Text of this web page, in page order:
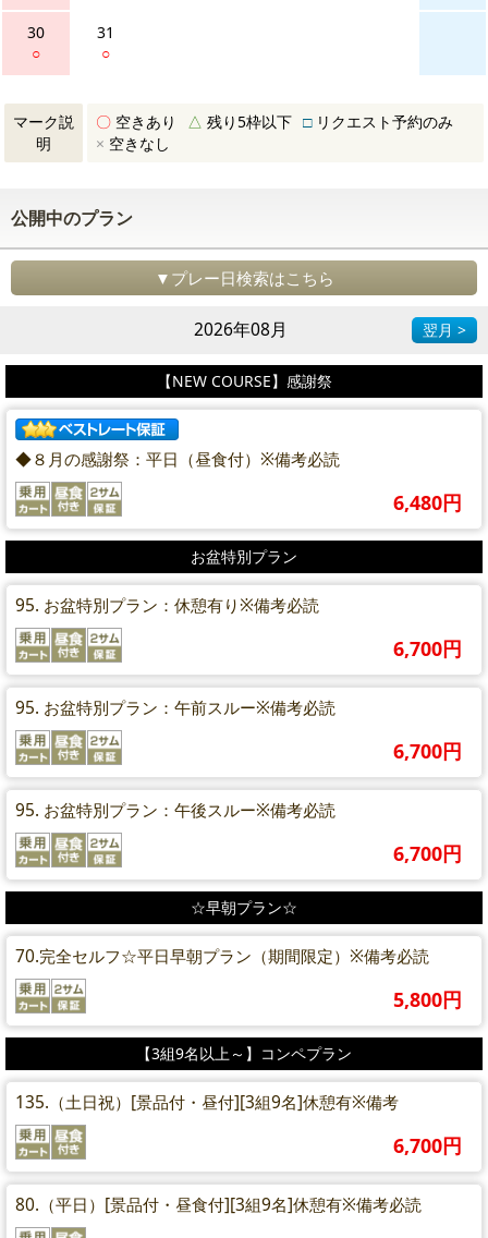
30
○
31
○
マーク説
明
〇 空きあり △ 残り5枠以下 □リクエスト予約のみ
× 空きなし
公開中のプラン
▼プレー日検索はこちら
2026年08月 翌月 >
【NEW COURSE】感謝祭
◆８月の感謝祭：平日（昼食付）※備考必読
6,480円
お盆特別プラン
95. お盆特別プラン：休憩有り※備考必読
6,700円
95. お盆特別プラン：午前スルー※備考必読
6,700円
95. お盆特別プラン：午後スルー※備考必読
6,700円
☆早朝プラン☆
70.完全セルフ☆平日早朝プラン（期間限定）※備考必読
5,800円
【3組9名以上～】コンペプラン
135.（土日祝）[景品付・昼付][3組9名]休憩有※備考
6,700円
80.（平日）[景品付・昼食付][3組9名]休憩有※備考必読